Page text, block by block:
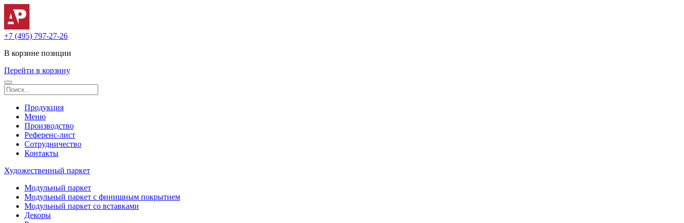
+7 (495) 797-27-26
В корзине позиции
Перейти в корзину
Продукция
Меню
Производство
Референс-лист
Сотрудничество
Контакты
Художественный паркет
Модульный паркет
Модульный паркет с финишным покрытием
Модульный паркет со вставками
Декоры